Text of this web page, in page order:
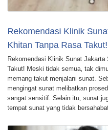
Rekomendasi Klinik
Khitan Tanpa Rasa Takut!
Rekomendasi Klinik Sunat
Takut! Meski tidak semua, tak
memang takut menjalani sunat.
mengingat sunat melibatkan
sangat sensitif. Selain itu, sunat
tempat sunat yang tidak